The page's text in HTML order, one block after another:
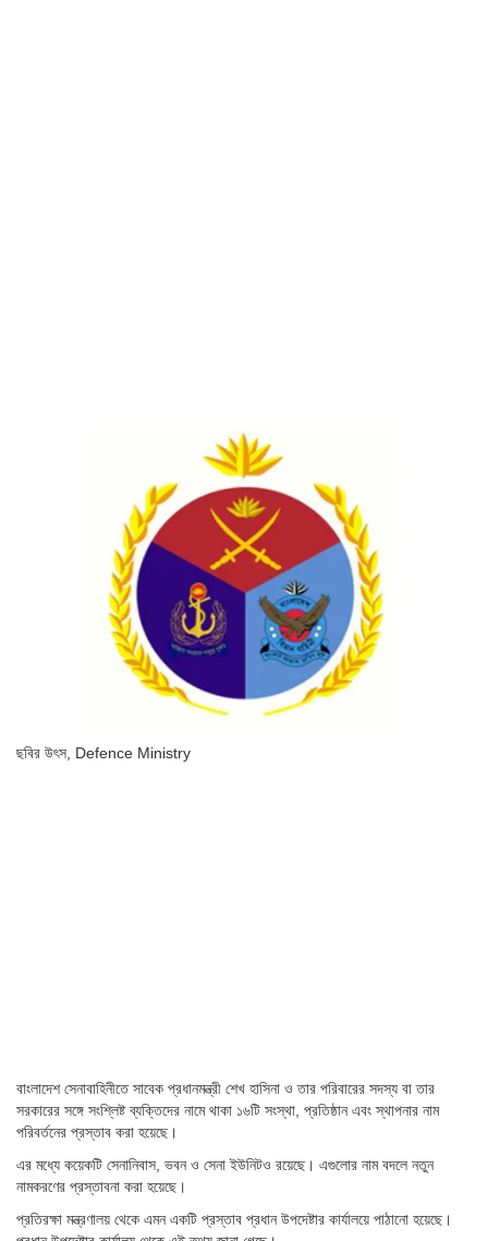
ছবির উৎস, Defence Ministry
বাংলাদেশ সেনাবাহিনীতে সাবেক প্রধানমন্ত্রী শেখ হাসিনা ও তার পরিবারের সদস্য বা তার
সরকারের সঙ্গে সংশ্লিষ্ট ব্যক্তিদের নামে থাকা ১৬টি সংস্থা, প্রতিষ্ঠান এবং স্থাপনার নাম
পরিবর্তনের প্রস্তাব করা হয়েছে।
এর মধ্যে কয়েকটি সেনানিবাস, ভবন ও সেনা ইউনিটও রয়েছে। এগুলোর নাম বদলে নতুন
নামকরণের প্রস্তাবনা করা হয়েছে।
প্রতিরক্ষা মন্ত্রণালয় থেকে এমন একটি প্রস্তাব প্রধান উপদেষ্টার কার্যালয়ে পাঠানো হয়েছে।